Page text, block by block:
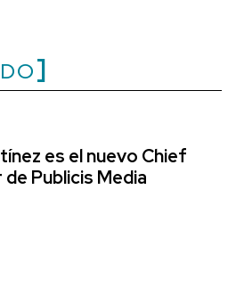
es el nuevo Chief
Publicis Media